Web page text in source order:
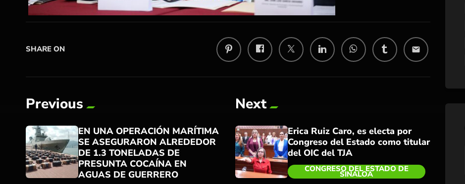
SHARE ON email
Previous
EN UNA OPERACIÓN MARÍTIMA
SE ASEGURARON ALREDEDOR
DE 1.3 TONELADAS DE
PRESUNTA COCAÍNA EN
AGUAS DE GUERRERO
Next
Erica Ruiz Caro, es electa por
Congreso del Estado como titular
del OIC del TJA
CONGRESO DEL ESTADO DE
SINALOA